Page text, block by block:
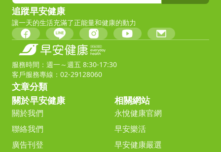
追蹤早安健康
讓一天的生活充滿了正能量和健康的動力
服務時間：週一～週五 8:30-17:30
客戶服務專線：02-29128060
文章分類
關於早安健康
關於我們
聯絡我們
廣告刊登
相關網站
永悅健康官網
早安樂活
早安健康嚴選